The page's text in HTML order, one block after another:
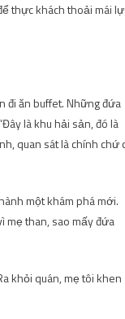
thực khách thoải mái
đi ăn buffet. Những đứa
là khu hải sản, đó là
quan sát là chính chứ
một khám phá mới.
mẹ than, sao mấy đứa
khỏi quán, mẹ tôi khen